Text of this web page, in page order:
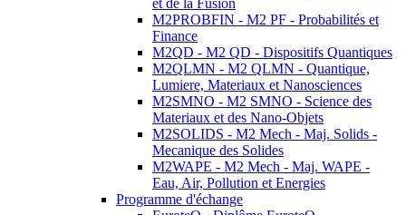
et de la Fusion
M2PROBFIN - M2 PF - Probabilités et
Finance
M2QD - M2 QD - Dispositifs Quantiques
M2QLMN - M2 QLMN - Quantique,
Lumiere, Materiaux et Nanosciences
M2SMNO - M2 SMNO - Science des
Materiaux et des Nano-Objets
M2SOLIDS - M2 Mech - Maj. Solids -
Mecanique des Solides
M2WAPE - M2 Mech - Maj. WAPE -
Eau, Air, Pollution et Energies
Programme d'échange